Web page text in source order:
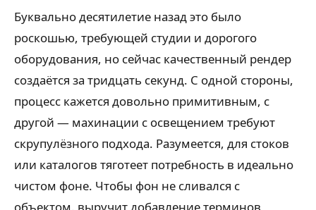
Буквально десятилетие назад это было
роскошью, требующей студии и дорогого
оборудования, но сейчас качественный рендер
создаётся за тридцать секунд. С одной стороны,
процесс кажется довольно примитивным, с
другой — махинации с освещением требуют
скрупулёзного подхода. Разумеется, для стоков
или каталогов тяготеет потребность в идеально
чистом фоне. Чтобы фон не сливался с